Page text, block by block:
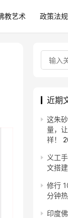
教艺术 政策法规
近期
这朱
量，
祥！
义工
文搭
修行
分钟热
印度